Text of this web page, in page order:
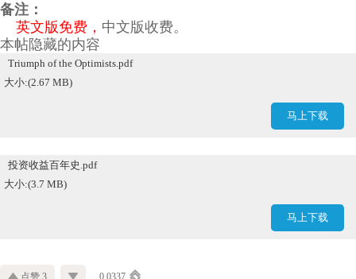
备注：
英文版免费， 中文版收费。
本帖隐藏的内容
Triumph of the Optimists.pdf
大小:(2.67 MB)
马上下载
投资收益百年史.pdf
大小:(3.7 MB)
马上下载
点赞 3 0.0337